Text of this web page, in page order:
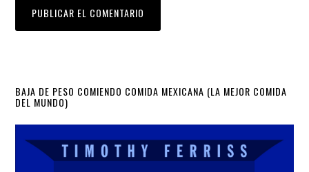
Primary
Sidebar
BAJA DE PESO COMIENDO COMIDA MEXICANA (LA MEJOR COMIDA
DEL MUNDO)